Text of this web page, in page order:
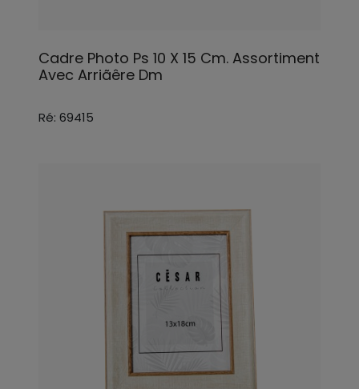
Cadre Photo Ps 10 X 15 Cm. Assortiment
Avec Arriãêre Dm
Ré: 69415